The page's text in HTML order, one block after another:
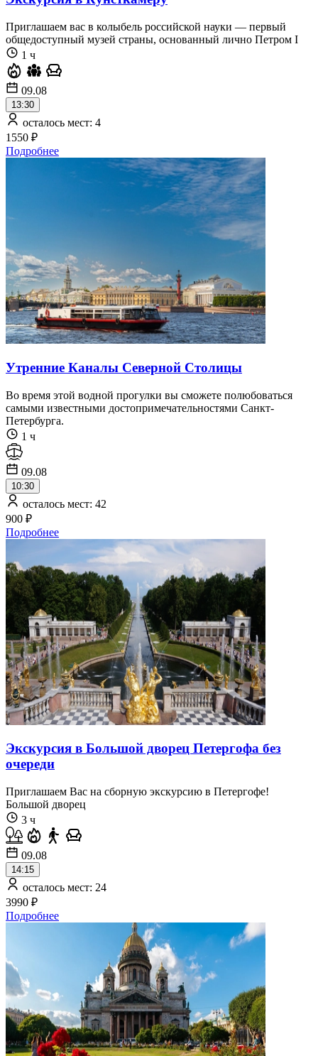
Приглашаем вас в колыбель российской науки — первый
общедоступный музей страны, основанный лично Петром I
1 ч
09.08
13:30
осталось мест: 4
1550 ₽
Подробнее
Утренние Каналы Северной Столицы
Во время этой водной прогулки вы сможете полюбоваться
самыми известными достопримечательностями Санкт-
Петербурга.
1 ч
09.08
10:30
осталось мест: 42
900 ₽
Подробнее
Экскурсия в Большой дворец Петергофа без
очереди
Приглашаем Вас на сборную экскурсию в Петергофе!
Большой дворец
3 ч
09.08
14:15
осталось мест: 24
3990 ₽
Подробнее